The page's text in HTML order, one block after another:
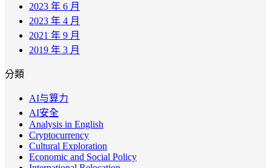
2023 年 6 月
2023 年 4 月
2021 年 9 月
2019 年 3 月
分類
AI与算力
AI安全
Analysis in English
Cryptocurrency
Cultural Exploration
Economic and Social Policy